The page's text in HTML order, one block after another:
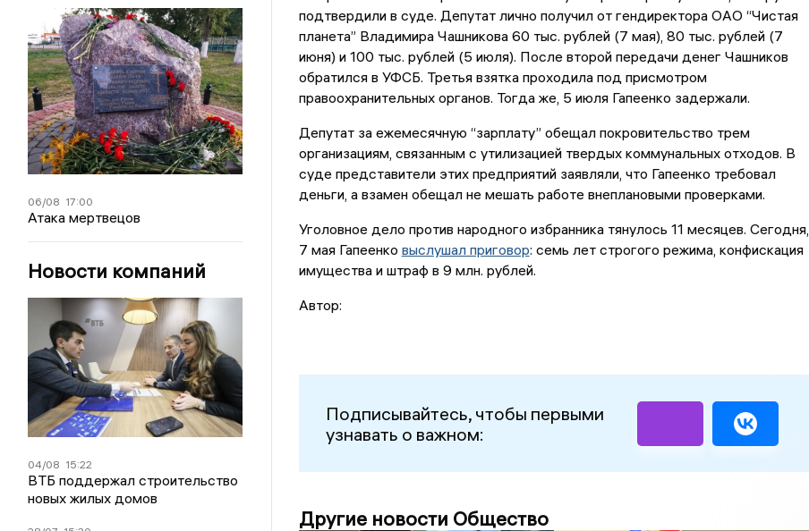
06/08 17:00
Атака мертвецов
Новости компаний
04/08 15:22
ВТБ поддержал строительство
новых жилых домов
подтвердили в суде. Депутат лично получил от гендиректора ОАО “Чистая
планета” Владимира Чашникова 60 тыс. рублей (7 мая), 80 тыс. рублей (7
июня) и 100 тыс. рублей (5 июля). После второй передачи денег Чашников
обратился в УФСБ. Третья взятка проходила под присмотром
правоохранительных органов. Тогда же, 5 июля Гапеенко задержали.
Депутат за ежемесячную “зарплату” обещал покровительство трем
организациям, связанным с утилизацией твердых коммунальных отходов. В
суде представители этих предприятий заявляли, что Гапеенко требовал
деньги, а взамен обещал не мешать работе внеплановыми проверками.
Уголовное дело против народного избранника тянулось 11 месяцев. Сегодня,
7 мая Гапеенко выслушал приговор: семь лет строгого режима, конфискация
имущества и штраф в 9 млн. рублей.
Автор:
Подписывайтесь, чтобы первыми
узнавать о важном:
Другие новости Общество